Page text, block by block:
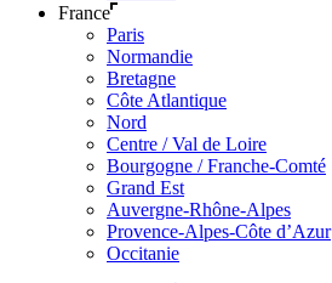
France
Paris
Normandie
Bretagne
Côte Atlantique
Nord
Centre / Val de Loire
Bourgogne / Franche-Comté
Grand Est
Auvergne-Rhône-Alpes
Provence-Alpes-Côte d’Azur
Occitanie